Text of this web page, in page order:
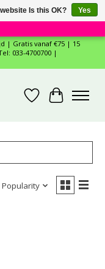
×
| Gratis vanaf €75 | 15
033-4700700 |
WishlistCart
Popularity
Is this OK?
Yes